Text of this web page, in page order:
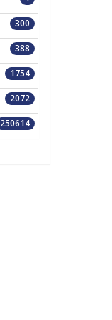
300
388
1754
2072
250614